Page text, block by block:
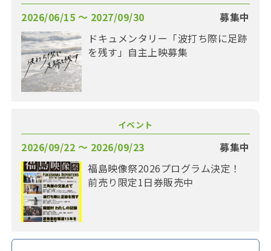
2026/06/15 〜 2027/09/30
募集中
ドキュメンタリー「波打ち際に足跡
を残す」自主上映募集
イベント
2026/09/22 〜 2026/09/23
募集中
福島映像祭2026プログラム決定！
前売り限定1日券販売中